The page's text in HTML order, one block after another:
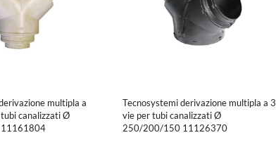
multipla a
canalizzati Ø
Tecnosystemi derivazione multipla a 3
vie per tubi canalizzati Ø
250/200/150 11126370